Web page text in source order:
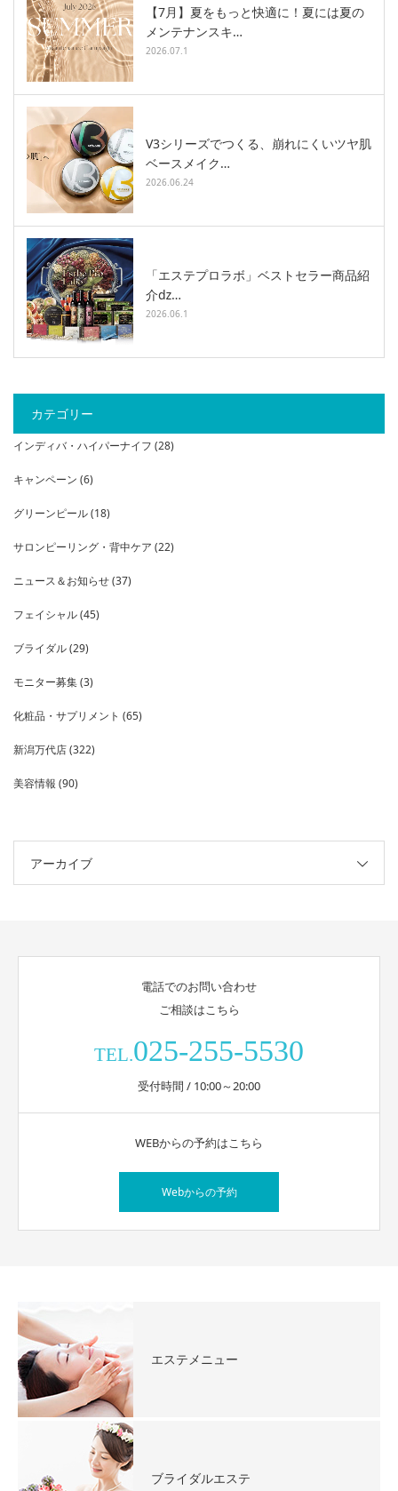
【7月】夏をもっと快適に！夏には夏の
メンテナンスキ…
2026.07.1
V3シリーズでつくる、崩れにくいツヤ肌
ベースメイク…
2026.06.24
「エステプロラボ」ベストセラー商品紹
介ǳ…
2026.06.1
カテゴリー
インディバ・ハイパーナイフ (28)
キャンペーン (6)
グリーンピール(18)
サロンピーリング・背中ケア (22)
ニュース＆お知らせ(37)
フェイシャル(45)
ブライダル(29)
モニター募集(3)
化粧品・サプリメント (65)
新潟万代店(322)
美容情報 (90)
アーカイブ
電話でのお問い合わせ
ご相談はこちら
TEL.025-255-5530
受付時間 / 10:00～20:00
WEBからの予約はこちら
Webからの予約
エステメニュー
ブライダルエステ